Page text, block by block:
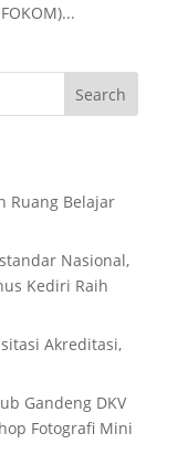
Search
Ruang Belajar
Nasional,
Kediri Raih
Akreditasi,
Gandeng DKV
Fotografi Mini